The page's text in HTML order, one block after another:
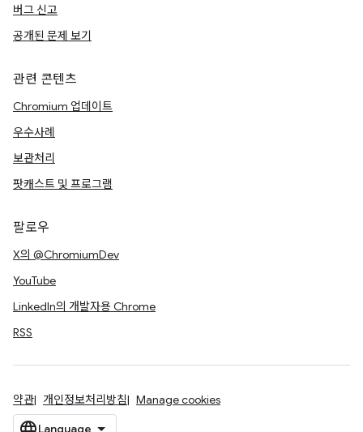
버그 신고
공개된 문제 보기
관련 콘텐츠
Chromium 업데이트
우수사례
보관처리
팟캐스트 및 프로그램
팔로우
X의 @ChromiumDev
YouTube
LinkedIn의 개발자용 Chrome
RSS
약관 개인정보처리방침 Manage cookies